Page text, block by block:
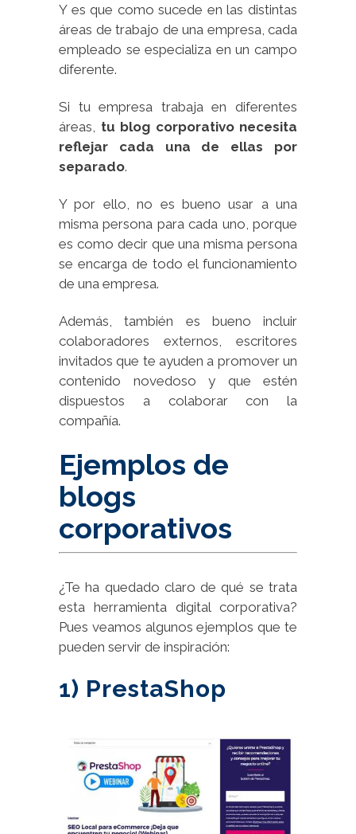
Y es que como sucede en las distintas
áreas de trabajo de una empresa, cada
empleado se especializa en un campo
diferente.
Si tu empresa trabaja en diferentes
áreas, tu blog corporativo necesita
reflejar cada una de ellas por
separado.
Y por ello, no es bueno usar a una
misma persona para cada uno, porque
es como decir que una misma persona
se encarga de todo el funcionamiento
de una empresa.
Además, también es bueno incluir
colaboradores externos, escritores
invitados que te ayuden a promover un
contenido novedoso y que estén
dispuestos a colaborar con la
compañía.
Ejemplos de
blogs
corporativos
¿Te ha quedado claro de qué se trata
esta herramienta digital corporativa?
Pues veamos algunos ejemplos que te
pueden servir de inspiración:
1) PrestaShop